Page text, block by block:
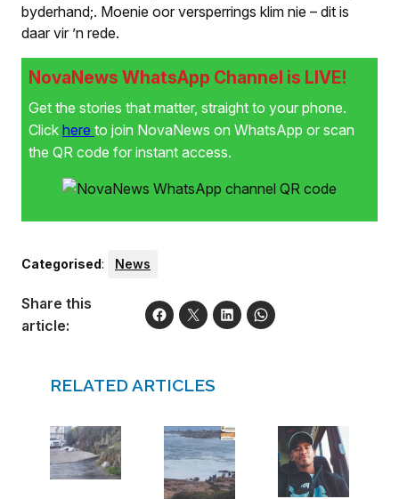
byderhand;. Moenie oor versperrings klim nie – dit is
daar vir ’n rede.
NovaNews WhatsApp Channel is LIVE!
Get the stories that matter, straight to your phone.
Click here to join NovaNews on WhatsApp or scan
the QR code for instant access.
Categorised: News
Share this
article:
RELATED ARTICLES